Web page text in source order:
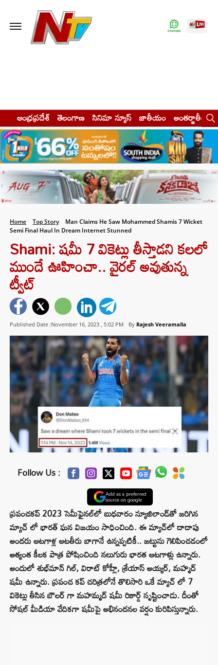
ఆంధ్రప్రదేశ్ తెలంగాణ సినిమా న్యూస్ జాతీయం అంతర్జాతీయం
Home Top Story
Man Claims He Saw Mohammed Shamis 7 Wicket
Semi Final Haul In Dream Internet Stunned
Shami: షమీ 7 వికెట్లు తీస్తాడని కలలో
ముందే ఊహించా.. వైరల్ అవుతున్న
ట్వీట్
Published Date :November 16, 2023 , 5:02 PM By Rajesh Veeramalla
Follow Us :
Add as a preferred
source on google
ప్రపంచకప్ 2023 సెమీఫైనల్‌లో బుధవారం న్యూజిలాండ్‌తో జరిగిన
మ్యాచ్ లో భారత్ ఘన విజయం సాధించింది. ఈ మ్యాచ్‌లో దాదాపు
అందరు ఆటగాళ్ల ఆటతీరు బాగానే ఉన్నప్పటికీ.. జట్టును గెలిపించడంలో
అత్యంత కీలక పాత్ర పోషించింది నలుగురు భారత ఆటగాళ్లు ఉన్నారు.
అందులో శుభ్⁭మాన్ గిల్, విరాట్ కోహ్లీ, శ్రేయాస్ అయ్యర్, మహ్మద్
షమీ ఉన్నారు. ప్రపంచ కప్ చరిత్రలోనే తొలిసారి ఒకే మ్యాచ్ లో 7
వికెట్లు తీసిన బౌలర్ గా మహమ్మద్ షమీ రికార్డ్ సృష్టించాడు. దీంతో
సోషల్ మీడియా వేదికగా షమీపై అభినందనల వర్షం కురిపిస్తున్నారు.